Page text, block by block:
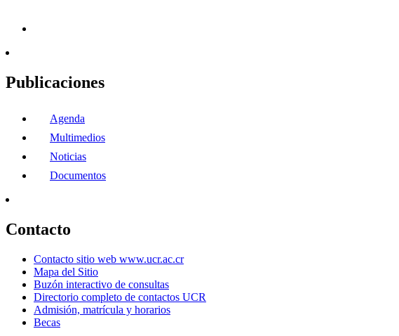
Publicaciones
Agenda
Multimedios
Noticias
Documentos
Contacto
Contacto sitio web www.ucr.ac.cr
Mapa del Sitio
Buzón interactivo de consultas
Directorio completo de contactos UCR
Admisión, matrícula y horarios
Becas